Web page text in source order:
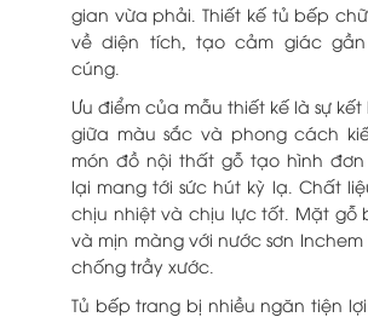
gian vừa phải. Thiết kế tủ bếp
về diện tích, tạo cảm giác
cúng.
Ưu điểm của mẫu thiết kế là sự
giữa màu sắc và phong cách
món đồ nội thất gỗ tạo hình
lại mang tới sức hút kỳ lạ. Chất
chịu nhiệt và chịu lực tốt. Mặt gỗ
và mịn màng với nước sơn Inchem
chống trầy xước.
Tủ bếp trang bị nhiều ngăn tiện